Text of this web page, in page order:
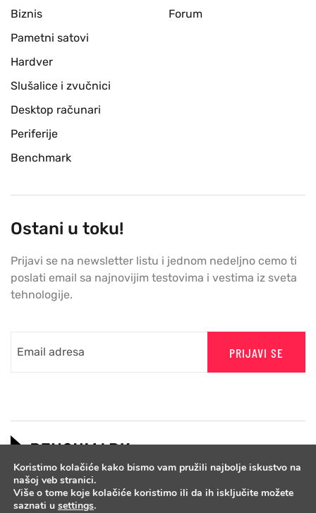
Biznis
Pametni satovi
Hardver
Slušalice i zvučnici
Desktop računari
Periferije
Benchmark
Forum
Ostani u toku!
Prijavi se na newsletter listu i jednom nedeljno cemo ti
poslati email sa najnovijim testovima i vestima iz sveta
tehnologije.
PRIJAVI SE
Koristimo kolačiće kako bismo vam pružili najbolje iskustvo na
našoj veb stranici.
Više o tome koje kolačiće koristimo ili da ih isključite možete
saznati u settings.